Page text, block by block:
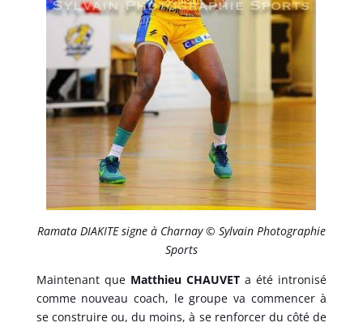
Ramata DIAKITE signe à Charnay © Sylvain Photographie
Sports
Maintenant que Matthieu CHAUVET a été intronisé
comme nouveau coach, le groupe va commencer à
se construire ou, du moins, à se renforcer du côté de